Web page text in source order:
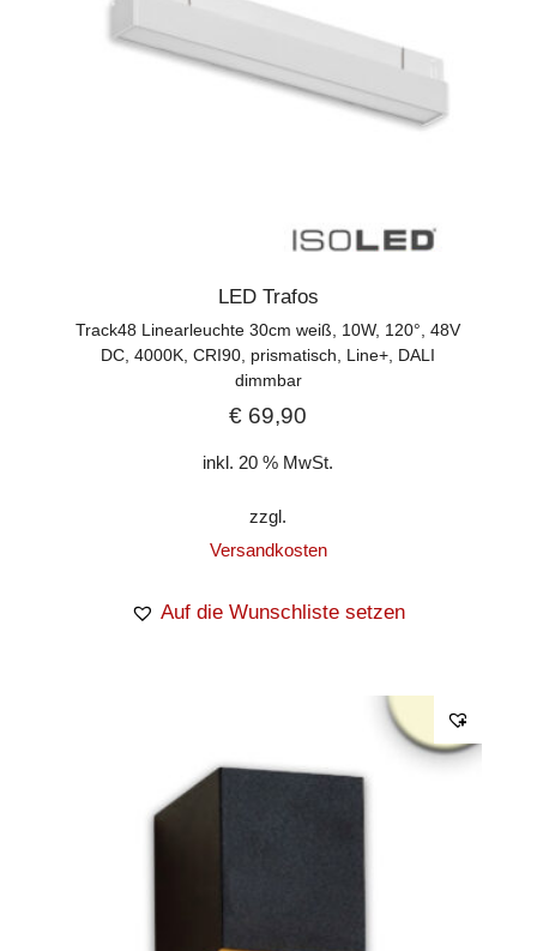
LED Trafos
Track48 Linearleuchte 30cm weiß, 10W, 120°, 48V
DC, 4000K, CRI90, prismatisch, Line+, DALI
dimmbar
€ 69,90
inkl. 20 % MwSt.
zzgl.
Versandkosten
Auf die Wunschliste setzen